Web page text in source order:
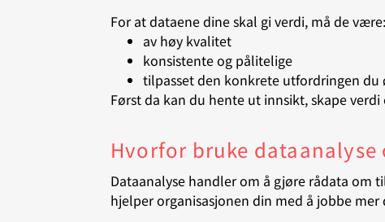
For at dataene dine skal gi verdi, må de være:
av høy kvalitet
konsistente og pålitelige
tilpasset den konkrete utfordringen du
Først da kan du hente ut innsikt, skape
Hvorfor bruke
Dataanalyse handler om å gjøre rådata om
hjelper organisasjonen din med å jobbe mer